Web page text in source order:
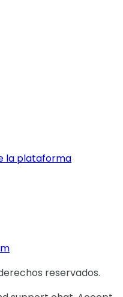
la plataforma
reservados.